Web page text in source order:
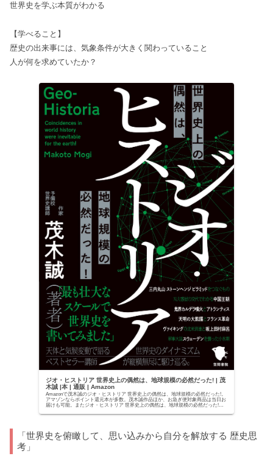
世界史を学ぶ本質がわかる
【学べること】
歴史の出来事には、気象条件が大きく関わっていること
人が何を求めていたか？
ジオ・ヒストリア 世界史上の偶然は、地球規模の必然だった! | 茂
木誠 |本 | 通販 | Amazon
Amazonで茂木誠のジオ・ヒストリア 世界史上の偶然は、地球規模の必然だった!。
アマゾンならポイント還元本が多数。茂木誠作品ほか、お急ぎ便対象商品は当日お
届けも可能。またジオ・ヒストリア 世界史上の偶然は、地球規模の必然だった!も
「世界史を俯瞰して、思い込みから自分を解放する 歴史思
考」